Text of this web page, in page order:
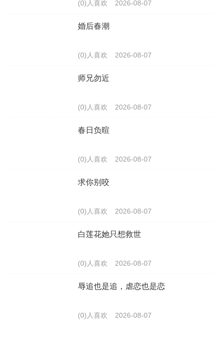
(0)人喜欢 2026-08-07
婚后春潮
(0)人喜欢 2026-08-07
师兄勿近
(0)人喜欢 2026-08-07
春日负暄
(0)人喜欢 2026-08-07
求你别咬
(0)人喜欢 2026-08-07
白莲花她只想救世
(0)人喜欢 2026-08-07
辱追也是追，虐恋也是恋
(0)人喜欢 2026-08-07